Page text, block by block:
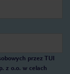
przez TUI
z o.o. w celach